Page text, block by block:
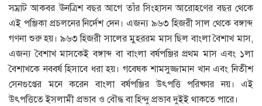
সম্রাট আকবর ঊনত্রিশ বছর আগে তাঁর সিংহাসন আরোহণের বছর থেকে
এই পঞ্জিকা প্রচলনের নির্দেশ দেন। এজন্য ৯৬৩ হিজরী সাল থেকে বঙ্গাব্দ
গণনা শুরু হয়। ৯৬৩ হিজরী সালের মুহররম মাস ছিল বাংলা বৈশাখ মাস,
এজন্য বৈশাখ মাসকেই বঙ্গাব্দ বা বাংলা বর্ষপঞ্জির প্রথম মাস এবং ১লা
বৈশাখকে নববর্ষ হিসাবে ধরা হয়। গবেষক শামসুজ্জামান খান এবং নিতীশ
সেনগুপ্তের মনে করেন বাংলা বর্ষপঞ্জির উৎপত্তি পরিষ্কার নয়। এই
উৎপত্তিতে ইসলামী প্রভাব ও বৌদ্ধ বা হিন্দু প্রভাব দুইই থাকতে পারে।